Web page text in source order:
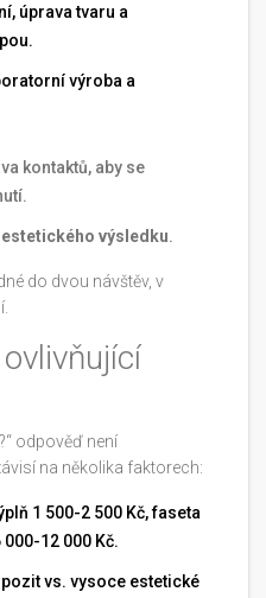
úprava tvaru a
výroba a
kontaktů, aby se
výsledku.
do dvou návštěv, v
odpověď není
na několika faktorech:
1 500-2 500 Kč, faseta
12 000 Kč.
vs. vysoce estetické